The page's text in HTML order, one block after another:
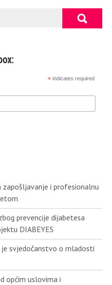
* indicates required
zapošljavanje i profesionalnu
prevencije dijabetesa
DIABEYES
je svjedočanstvo o mladosti
općim uslovima i